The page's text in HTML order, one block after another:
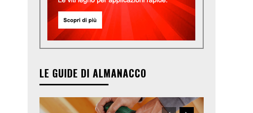
LE GUIDE DI ALMANACCO